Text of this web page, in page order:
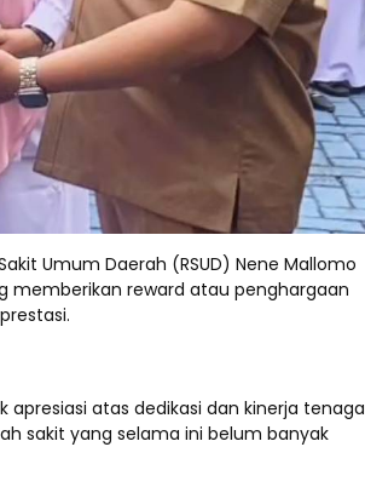
Umum Daerah (RSUD) Nene Mallomo
memberikan reward atau penghargaan
apresiasi atas dedikasi dan kinerja tenaga
sakit yang selama ini belum banyak